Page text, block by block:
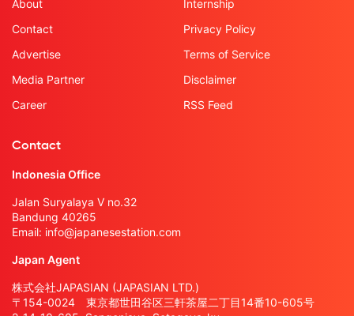
About
Contact
Advertise
Media Partner
Career
Internship
Privacy Policy
Terms of Service
Disclaimer
RSS Feed
Contact
Indonesia Office
Jalan Suryalaya V no.32
Bandung 40265
Email: info@japanesestation.com
Japan Agent
株式会社JAPASIAN (JAPASIAN LTD.)
〒154-0024 東京都世田谷区三軒茶屋二丁目14番10-605号